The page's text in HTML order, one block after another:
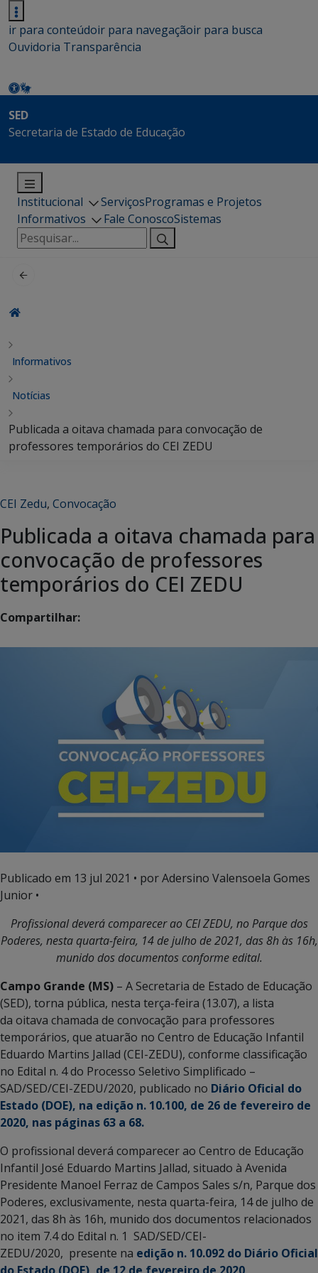
ir para conteúdoir para navegaçãoir para busca
Ouvidoria Transparência
SED
Secretaria de Estado de Educação
Institucional ServiçosProgramas e Projetos
Informativos
Fale ConoscoSistemas
Pesquisar
por:
Informativos
Notícias
Publicada a oitava chamada para convocação de
professores temporários do CEI ZEDU
CEI Zedu, Convocação
Publicada a oitava chamada para
convocação de professores
temporários do CEI ZEDU
Compartilhar:
Publicado em 13 jul 2021 • por Adersino Valensoela Gomes
Junior •
Profissional deverá comparecer ao CEI ZEDU, no Parque dos
Poderes, nesta quarta-feira, 14 de julho de 2021, das 8h às 16h,
munido dos documentos conforme edital.
Campo Grande (MS) – A Secretaria de Estado de Educação
(SED), torna pública, nesta terça-feira (13.07), a lista
da oitava chamada de convocação para professores
temporários, que atuarão no Centro de Educação Infantil
Eduardo Martins Jallad (CEI-ZEDU), conforme classificação
no Edital n. 4 do Processo Seletivo Simplificado –
SAD/SED/CEI-ZEDU/2020, publicado no Diário Oficial do
Estado (DOE), na edição n. 10.100, de 26 de fevereiro de
2020, nas páginas 63 a 68.
O profissional deverá comparecer ao Centro de Educação
Infantil José Eduardo Martins Jallad, situado à Avenida
Presidente Manoel Ferraz de Campos Sales s/n, Parque dos
Poderes, exclusivamente, nesta quarta-feira, 14 de julho de
2021, das 8h às 16h, munido dos documentos relacionados
no item 7.4 do Edital n. 1 SAD/SED/CEI-
ZEDU/2020, presente na edição n. 10.092 do Diário Oficial